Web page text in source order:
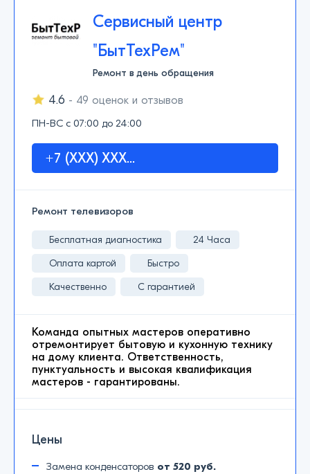
Сервисный центр
"БытТехРем"
Ремонт в день обращения
4.6 - 49 оценок и отзывов
+7 (XXX) XXX...
ПН-ВС с 07:00 до 24:00
Ремонт телевизоров
Бесплатная диагностика
24 Часа
Оплата картой
Быстро
Качественно
С гарантией
Команда опытных мастеров оперативно
отремонтирует бытовую и кухонную технику
на дому клиента. Ответственность,
пунктуальность и высокая квалификация
мастеров - гарантированы.
Цены
Замена конденсаторов от 520 руб.